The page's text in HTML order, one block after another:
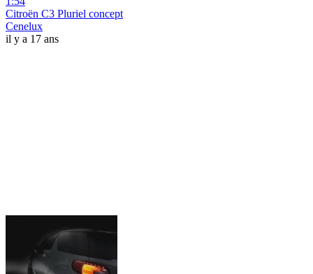
Citroën C3 Pluriel concept
Cenelux
il y a 17 ans